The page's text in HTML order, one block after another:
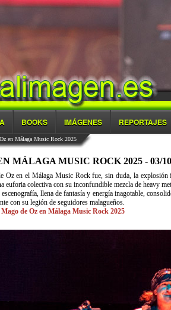
BOOKS IMÁGENES REPORTAJES
en Málaga Music Rock 2025
MÁLAGA MUSIC ROCK 2025 - 03/
Oz en el Málaga Music Rock fue, sin duda, la
euforia colectiva con su inconfundible mezcla de heavy
llena de fantasía y energía inagotable,
con su legión de seguidores malagueños.
Mago de Oz en Málaga Music Rock 2025